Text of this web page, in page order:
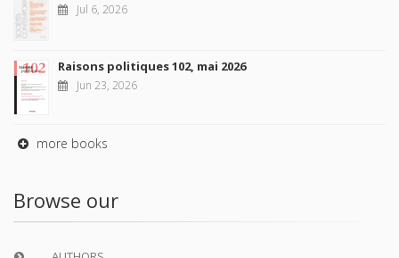
Jul 6, 2026
Raisons politiques 102, mai 2026
Jun 23, 2026
more books
Browse our